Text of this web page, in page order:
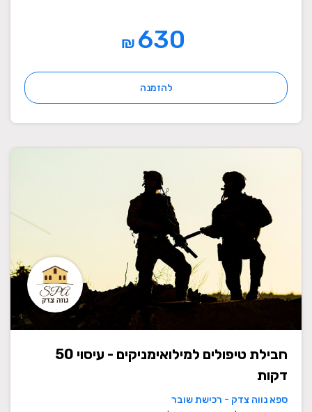
₪
להזמנה
חבילת טיפולים למילואימניקים - עיסוי 50
דקות
ספא נווה צדק - רכישת שובר